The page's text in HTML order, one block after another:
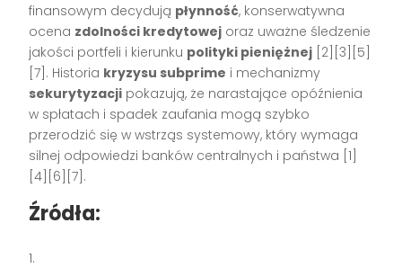
finansowym decydują płynność, konserwatywna
ocena zdolności kredytowej oraz uważne śledzenie
jakości portfeli i kierunku polityki pieniężnej [2][3][5]
[7]. Historia kryzysu subprime i mechanizmy
sekurytyzacji pokazują, że narastające opóźnienia
w spłatach i spadek zaufania mogą szybko
przerodzić się w wstrząs systemowy, który wymaga
silnej odpowiedzi banków centralnych i państwa [1]
[4][6][7].
Źródła: